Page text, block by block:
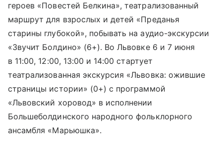
героев «Повестей Белкина», театрализованный
маршрут для взрослых и детей «Преданья
старины глубокой», побывать на аудио-экскурсии
«Звучит Болдино» (6+). Во Львовке 6 и 7 июня
в 11:00, 12:00, 13:00 и 14:00 стартует
театрализованная экскурсия «Львовка: ожившие
страницы истории» (0+) с программой
«Львовский хоровод» в исполнении
Большеболдинского народного фольклорного
ансамбля «Марьюшка».